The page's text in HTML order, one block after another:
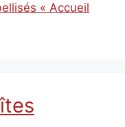
« Accueil